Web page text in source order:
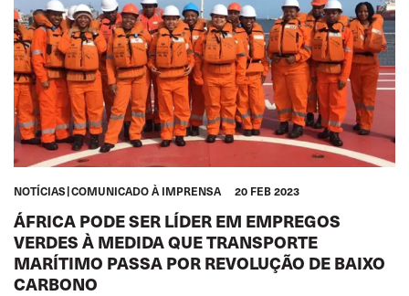
NOTÍCIAS COMUNICADO À IMPRENSA 20 FEB 2023
ÁFRICA PODE SER LÍDER EM EMPREGOS
VERDES À MEDIDA QUE TRANSPORTE
MARÍTIMO PASSA POR REVOLUÇÃO DE BAIXO
CARBONO